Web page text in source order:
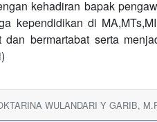
kehadiran bapak
kependidikan di
bermartabat serta
WULANDARI Y GARIB,